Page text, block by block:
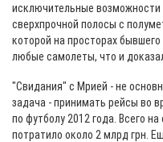
исключительные возможности
сверхпрочной полосы с
которой на просторах
любые самолеты, что и
"Свидания" с Мрией - не
задача - принимать рейсы во
по футболу 2012 года. Всего
потратило около 2 млрд грн.